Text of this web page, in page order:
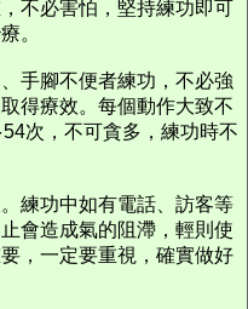
不必害怕，堅持練功即可
。
手腳不便者練功，不必強
得療效。每個動作大致不
次，不可貪多，練功時不
練功中如有電話、訪客等
會造成氣的阻滯，輕則使
，一定要重視，確實做好